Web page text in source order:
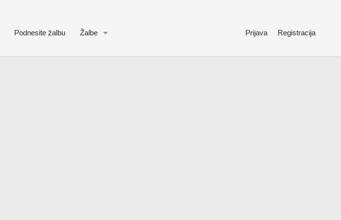
Podnesite žalbu Žalbe Prijava Registracija